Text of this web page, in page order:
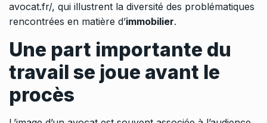
avocat.fr/, qui illustrent la diversité des problématiques
rencontrées en matière d’immobilier.
Une part importante du
travail se joue avant le
procès